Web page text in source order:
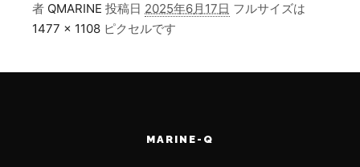
者 QMARINE 投稿日 2025年6月17日 フルサイズは
1477 × 1108 ピクセルです
MARINE-Q